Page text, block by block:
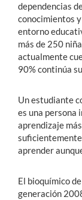
dependencias
conocimientos
entorno
más de 250
actualmente
90% continúa
Un estudiante
es una persona
aprendizaje
aprender
El bioquímico
generación